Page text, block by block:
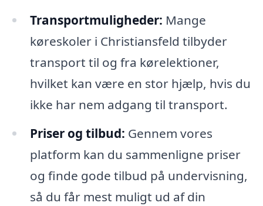
Transportmuligheder: Mange
køreskoler i Christiansfeld tilbyder
transport til og fra kørelektioner,
hvilket kan være en stor hjælp, hvis du
ikke har nem adgang til transport.
Priser og tilbud: Gennem vores
platform kan du sammenligne priser
og finde gode tilbud på undervisning,
så du får mest muligt ud af din